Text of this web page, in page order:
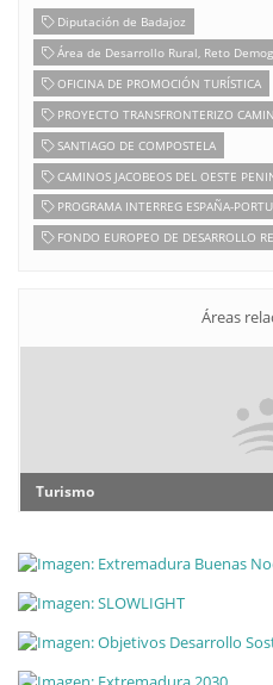
Diputación de Badajoz
Área de Desarrollo Rural, Reto
OFICINA DE PROMOCIÓN TURÍSTICA
PROYECTO TRANSFRONTERIZO
SANTIAGO DE COMPOSTELA
CAMINOS JACOBEOS DEL OESTE
PROGRAMA INTERREG ESPAÑA-
FONDO EUROPEO DE DESARROLLO
Áreas
Turismo